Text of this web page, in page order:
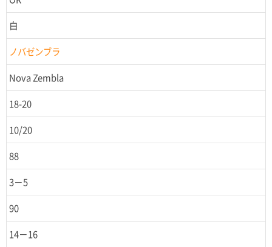
白
ノバゼンブラ
Nova Zembla
18-20
10/20
88
3－5
90
14－16